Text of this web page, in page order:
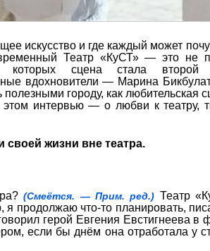
искусство и где каждый может
Театр «КуСТ» — это не
сцена стала второй
вдохновители — Марина
городу, как любительская
интервью — о любви к театру,
своей жизни вне театра.
(Смеётся. — Прим. ред.) Театр
продолжаю что-то планировать,
герой Евгения Евстигнеева
если бы днём она отработала у